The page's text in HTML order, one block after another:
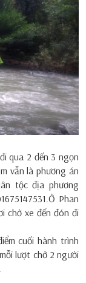
qua 2 đến 3 ngọn
vẫn là phương án
tộc địa phương
Phan
chờ xe đến đón đi
cuối hành trình
lượt chở 2 người